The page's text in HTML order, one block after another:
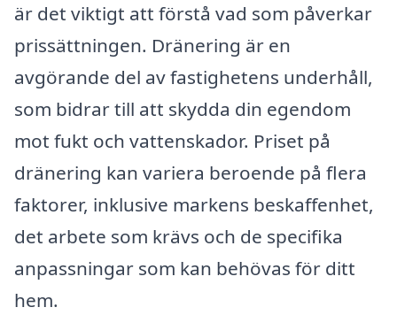
är det viktigt att förstå vad som påverkar
prissättningen. Dränering är en
avgörande del av fastighetens underhåll,
som bidrar till att skydda din egendom
mot fukt och vattenskador. Priset på
dränering kan variera beroende på flera
faktorer, inklusive markens beskaffenhet,
det arbete som krävs och de specifika
anpassningar som kan behövas för ditt
hem.